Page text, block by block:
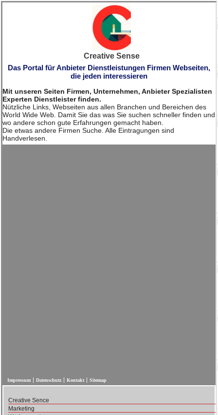
Creative Sense
Das Portal für Anbieter Dienstleistungen Firmen Webseiten,
die jeden interessieren
Mit unseren Seiten Firmen, Unternehmen, Anbieter Spezialisten
Experten Dienstleister finden.
Nützliche Links, Webseiten aus allen Branchen und Bereichen des
World Wide Web. Damit Sie das was Sie suchen schneller finden und
wo andere schon gute Erfahrungen gemacht haben.
Die etwas andere Firmen Suche. Alle Eintragungen sind
Handverlesen.
Impressum Datenschutz Kontakt Sitemap
Creative Sence
Marketing